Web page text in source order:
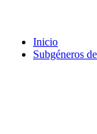
Inicio
Subgéneros